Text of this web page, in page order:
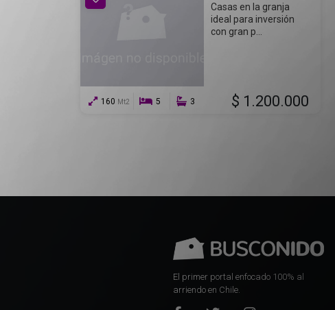
Casas en la granja
ideal para inversión
con gran p...
160 Mt2 5 3 $ 1.200.000
El primer portal enfocado 100% al
arriendo en Chile.